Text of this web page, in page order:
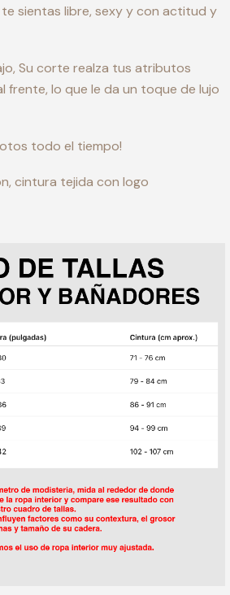
sientas libre, sexy y con actitud y
Su corte realza tus atributos
frente, lo que le da un toque de lujo
todo el tiempo!
cintura tejida con logo